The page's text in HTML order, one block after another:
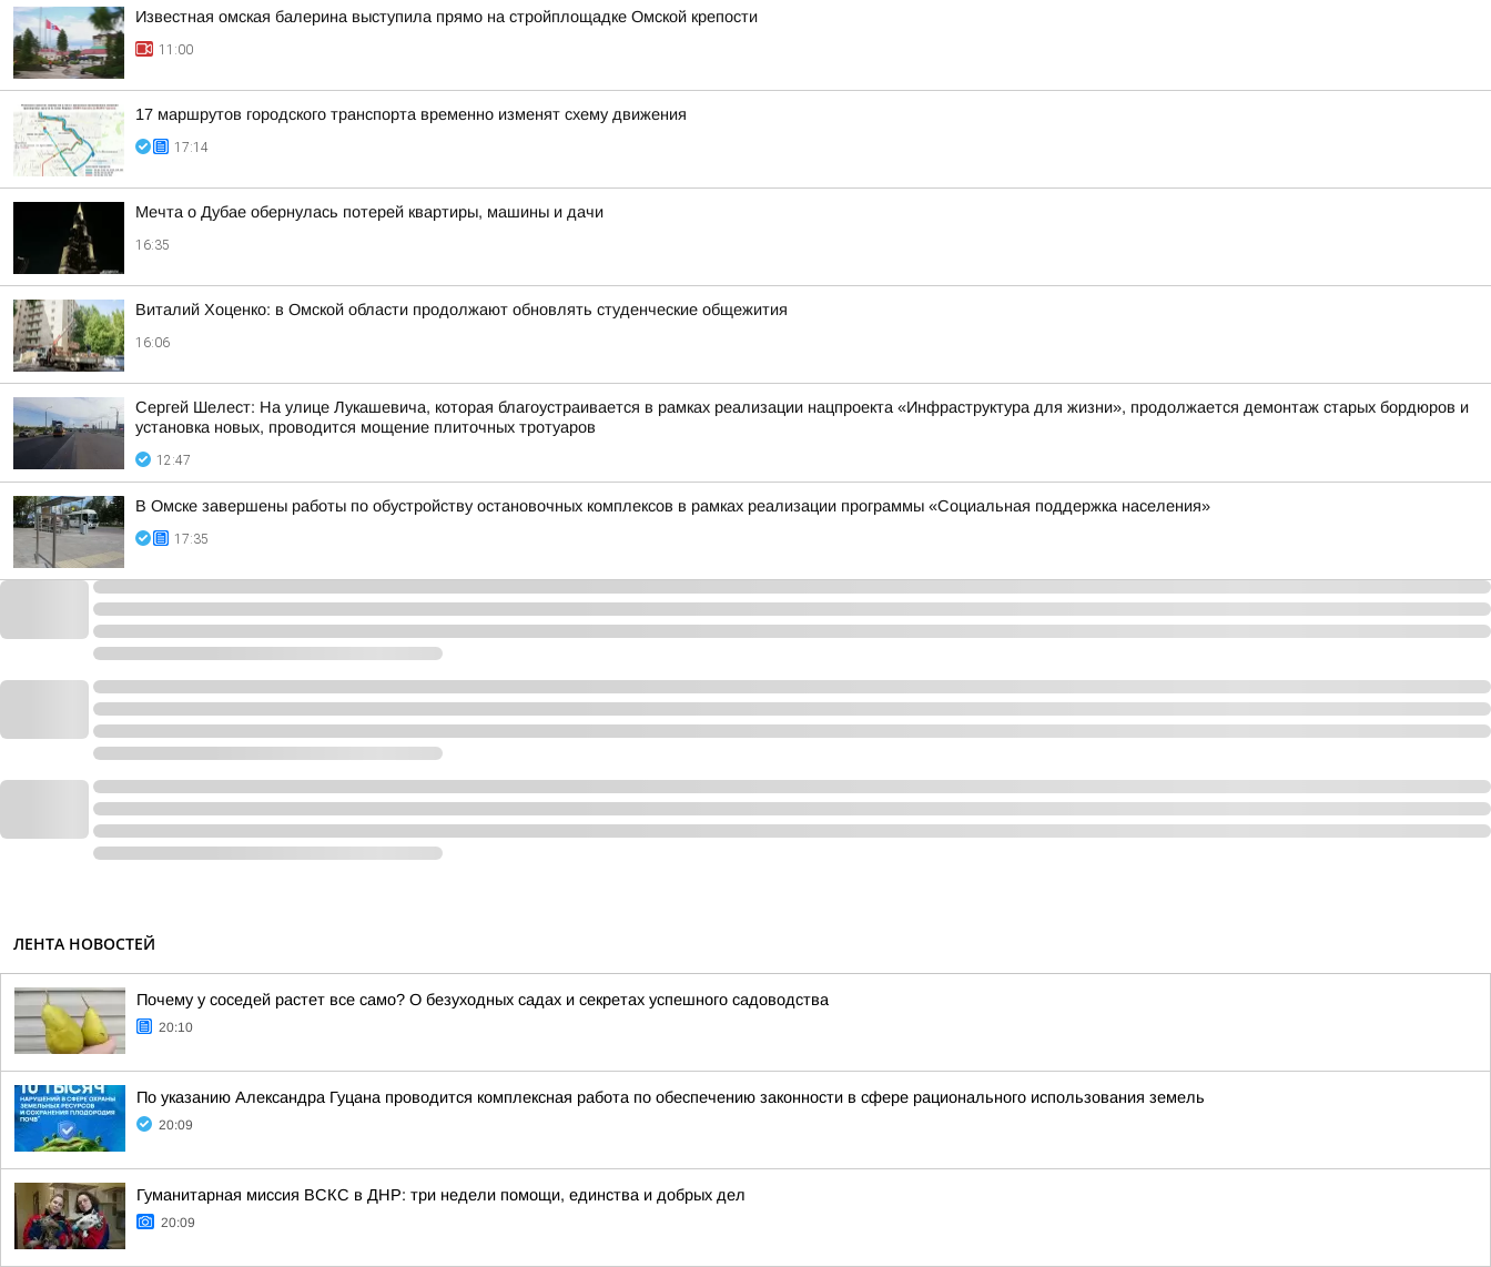
Известная омская балерина выступила прямо на стройплощадке Омской крепости
11:00
17 маршрутов городского транспорта временно изменят схему движения
17:14
Мечта о Дубае обернулась потерей квартиры, машины и дачи
16:35
Виталий Хоценко: в Омской области продолжают обновлять студенческие общежития
16:06
Сергей Шелест: На улице Лукашевича, которая благоустраивается в рамках реализации нацпроекта «Инфраструктура для жизни», продолжается демонтаж старых бордюров и
установка новых, проводится мощение плиточных тротуаров
12:47
В Омске завершены работы по обустройству остановочных комплексов в рамках реализации программы «Социальная поддержка населения»
17:35
ЛЕНТА НОВОСТЕЙ
Почему у соседей растет все само? О безуходных садах и секретах успешного садоводства
20:10
По указанию Александра Гуцана проводится комплексная работа по обеспечению законности в сфере рационального использования земель
20:09
Гуманитарная миссия ВСКС в ДНР: три недели помощи, единства и добрых дел
20:09